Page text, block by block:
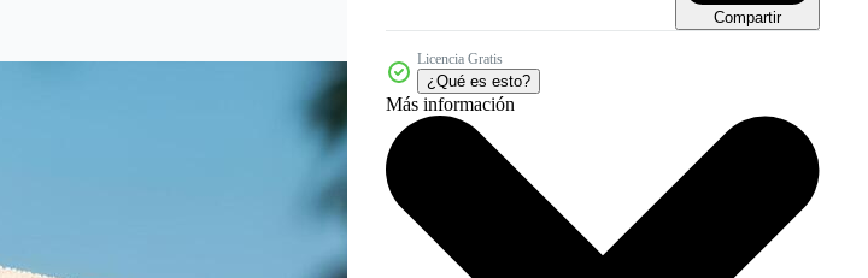
Compartir
Licencia Gratis
¿Qué es esto?
Más información